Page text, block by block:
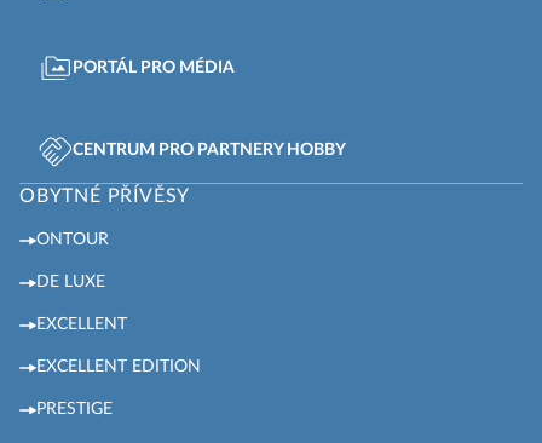
PORTÁL PRO MÉDIA
CENTRUM PRO PARTNERY HOBBY
OBYTNÉ PŘÍVĚSY
ONTOUR
DE LUXE
EXCELLENT
EXCELLENT EDITION
PRESTIGE